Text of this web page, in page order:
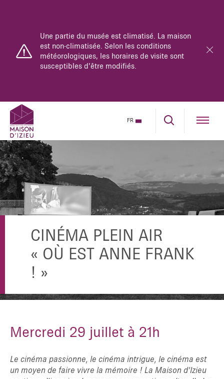
susceptibles d’être modifiés.
dimanche de 10h à 18h.
La maison se parcourt uniquement en visite
Réservez dès maintenant sur notre billetterie en
ligne.
FR
CINÉMA PLEIN AIR
« OÙ EST ANNE FRANK
! »
Mercredi 29 juillet à 21h
Le cinéma passionne, le cinéma intrigue, le cinéma est
un moyen de faire vivre la mémoire ! La Maison d’Izieu